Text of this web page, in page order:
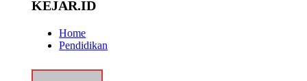
KEJAR.ID
Home
Pendidikan